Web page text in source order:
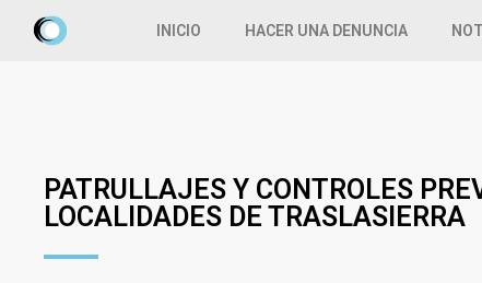
INICIO HACER UNA DENUNCIA
PATRULLAJES Y CONTROLES
LOCALIDADES DE TRASLASIERRA